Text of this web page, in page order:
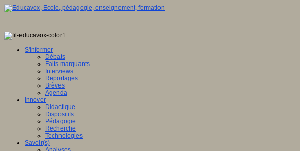
S'informer
Débats
Faits marquants
Interviews
Reportages
Brèves
Agenda
Innover
Didactique
Dispositifs
Pédagogie
Recherche
Technologies
Savoir(s)